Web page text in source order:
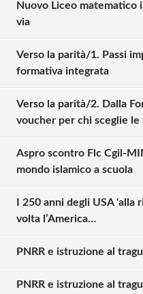
Nuovo Liceo matematico
via
Verso la parità/1. Passi
formativa integrata
Verso la parità/2. Dalla
voucher per chi sceglie
Aspro scontro Flc Cgil-
mondo islamico a scuola
I 250 anni degli USA 'alla
volta l’America…
PNRR e istruzione al
PNRR e istruzione al
commentare!
Effettua il Login